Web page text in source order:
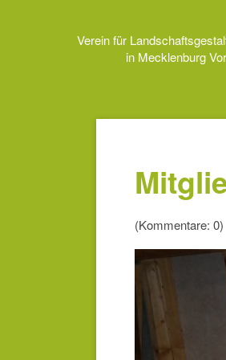
Verein für
in Mecklenburg
(Kommentare: 0)